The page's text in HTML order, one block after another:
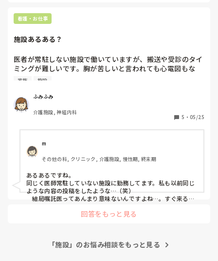
ば対応可能なのでしょうか...？
び話題にはなるそうですね。
ないので
あまり推奨はされていないのではないでしょうか...？
看護・お仕事
施設あるある？
医者が常駐しない施設で働いていますが、搬送や受診のタイ
ミングが難しいです。胸が苦しいと言われても心電図もな
く、夜間帯は当番医にコールするので、疾患や状態を位置か
心配だったら受診したら？となります。
病院ならこんな困ることないのに、医師が常駐しない施設で
勤務されている方、同じように悩んだり、家族ともめたこと
家族 施設
ふみふみ
介護施設, 神経内科
5 ・ 05/25
m
その他の科, クリニック, 介護施設, 慢性期, 終末期
あるあるですね。
同じく医師常駐していない施設に勤務してます。私も以前同じ
ような内容の投稿をしたような…（笑）
結局嘱託医ってあんまり意味ないんですよね…。すぐ来るわ
来るわけでもない。無い無い尽くしの中で判断を委ねられるの
自己学習をして、きちんとアセスメントできる力を自分につ
回答をもっと見る
「施設」のお悩み相談をもっと見る